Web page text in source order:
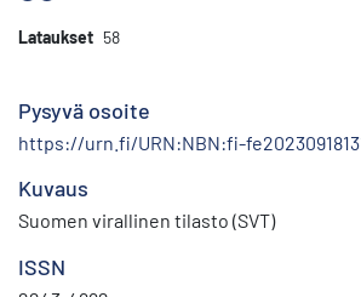
Lataukset 58
Pysyvä osoite
https://urn.fi/URN:NBN:fi-
Kuvaus
Suomen virallinen tilasto (SVT)
ISSN